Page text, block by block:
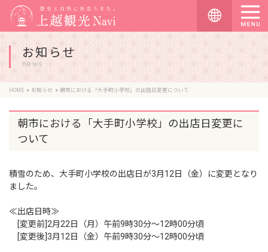
お知らせ
news
HOME お知らせ 朝市における「大手町小学校」の出店日変更について
朝市における「大手町小学校」の出店日変更に
ついて
積雪のため、大手町小学校の出店日が3月12日（金）に変更となり
ました。
≪出店日時≫
[変更前]2月22日（月）午前9時30分～12時00分頃
[変更後]3月12日（金）午前9時30分～12時00分頃